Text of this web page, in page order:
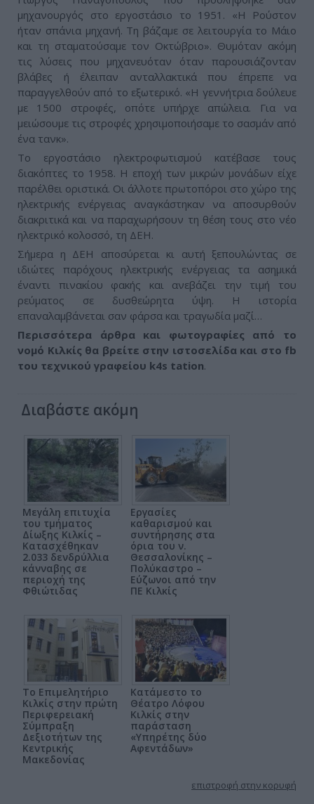
μηχανουργός στο εργοστάσιο το 1951. «Η Ρούστον
ήταν σπάνια μηχανή. Τη βάζαμε σε λειτουργία το Μάιο
και τη σταματούσαμε τον Οκτώβριο». Θυμόταν ακόμη
τις λύσεις που μηχανευόταν όταν παρουσιάζονταν
βλάβες ή έλειπαν ανταλλακτικά που έπρεπε να
παραγγελθούν από το εξωτερικό. «Η γεννήτρια δούλευε
με 1500 στροφές, οπότε υπήρχε απώλεια. Για να
μειώσουμε τις στροφές χρησιμοποιήσαμε το σασμάν από
ένα τανκ».
Το εργοστάσιο ηλεκτροφωτισμού κατέβασε τους
διακόπτες το 1958. Η εποχή των μικρών μονάδων είχε
παρέλθει οριστικά. Οι άλλοτε πρωτοπόροι στο χώρο της
ηλεκτρικής ενέργειας αναγκάστηκαν να αποσυρθούν
διακριτικά και να παραχωρήσουν τη θέση τους στο νέο
ηλεκτρικό κολοσσό, τη ΔΕΗ.
Σήμερα η ΔΕΗ αποσύρεται κι αυτή ξεπουλώντας σε
ιδιώτες παρόχους ηλεκτρικής ενέργειας τα ασημικά
έναντι πινακίου φακής και ανεβάζει την τιμή του
ρεύματος σε δυσθεώρητα ύψη. Η ιστορία
επαναλαμβάνεται σαν φάρσα και τραγωδία μαζί…
Περισσότερα άρθρα και φωτογραφίες από το
νομό Κιλκίς θα βρείτε στην ιστοσελίδα και στο fb
του τεχνικού γραφείου k4s tation.
Διαβάστε ακόμη
Μεγάλη επιτυχία
του τμήματος
Δίωξης Κιλκίς –
Κατασχέθηκαν
2.033 δενδρύλλια
κάνναβης σε
περιοχή της
Φθιώτιδας
Εργασίες
καθαρισμού και
συντήρησης στα
όρια του ν.
Θεσσαλονίκης –
Πολύκαστρο –
Εύζωνοι από την
ΠΕ Κιλκίς
Το Επιμελητήριο
Κιλκίς στην πρώτη
Περιφερειακή
Σύμπραξη
Δεξιοτήτων της
Κεντρικής
Μακεδονίας
Κατάμεστο το
Θέατρο Λόφου
Κιλκίς στην
παράσταση
«Υπηρέτης δύο
Αφεντάδων»
επιστροφή στην κορυφή